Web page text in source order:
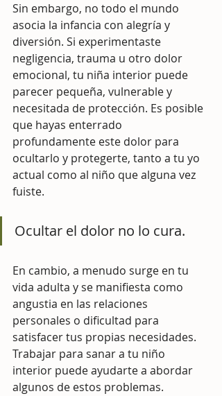
Sin embargo, no todo el mundo
asocia la infancia con alegría y
diversión. Si experimentaste
negligencia, trauma u otro dolor
emocional, tu niña interior puede
parecer pequeña, vulnerable y
necesitada de protección. Es posible
que hayas enterrado
profundamente este dolor para
ocultarlo y protegerte, tanto a tu yo
actual como al niño que alguna vez
fuiste.
Ocultar el dolor no lo cura.
En cambio, a menudo surge en tu
vida adulta y se manifiesta como
angustia en las relaciones
personales o dificultad para
satisfacer tus propias necesidades.
Trabajar para sanar a tu niño
interior puede ayudarte a abordar
algunos de estos problemas.